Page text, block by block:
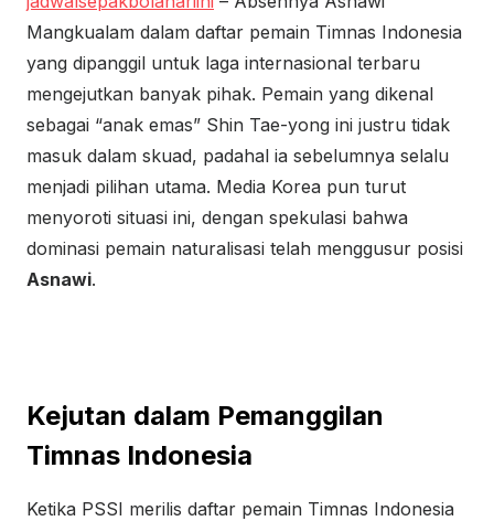
Mangkualam dalam daftar pemain Timnas Indonesia
yang dipanggil untuk laga internasional terbaru
mengejutkan banyak pihak. Pemain yang dikenal
sebagai “anak emas” Shin Tae-yong ini justru tidak
masuk dalam skuad, padahal ia sebelumnya selalu
menjadi pilihan utama. Media Korea pun turut
menyoroti situasi ini, dengan spekulasi bahwa
dominasi pemain naturalisasi telah menggusur posisi
Asnawi.
Kejutan dalam Pemanggilan
Timnas Indonesia
Ketika PSSI merilis daftar pemain Timnas Indonesia